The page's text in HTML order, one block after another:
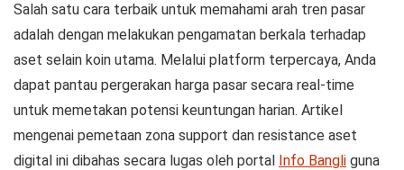
Salah satu cara terbaik untuk memahami arah tren pasar
adalah dengan melakukan pengamatan berkala terhadap
aset selain koin utama. Melalui platform terpercaya, Anda
dapat pantau pergerakan harga pasar secara real-time
untuk memetakan potensi keuntungan harian. Artikel
mengenai pemetaan zona support dan resistance aset
digital ini dibahas secara lugas oleh portal Info Bangli guna